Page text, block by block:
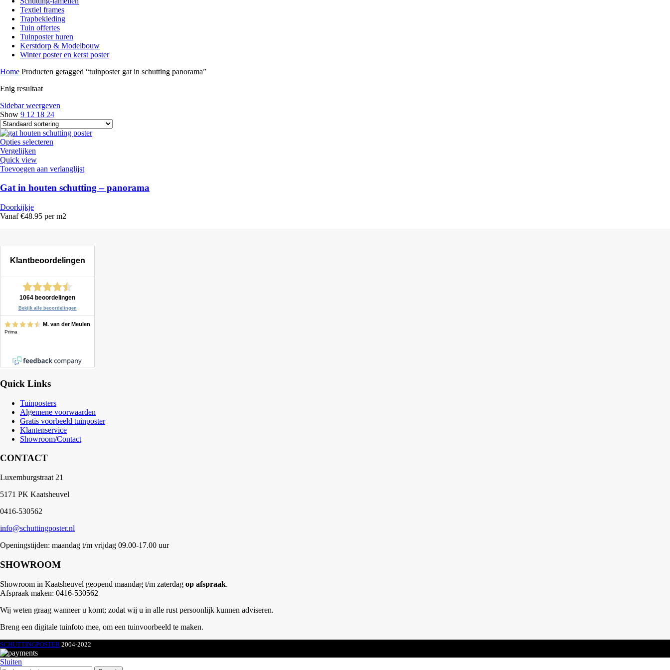
Textiel frames
Trapbekleding
Tuin offertes
Tuinposter huren
Kerstdorp & Modelbouw
Winter poster en kerst poster
Home Producten getagged “tuinposter gat in schutting panorama”
Enig resultaat
Sidebar weergeven
Show 9 12 18 24
Opties selecteren
Vergelijken
Quick view
Toevoegen aan verlanglijst
Gat in houten schutting – panorama
Doorkijkje
Vanaf €48.95 per m2
Quick Links
Tuinposters
Algemene voorwaarden
Gratis voorbeeld tuinposter
Klantenservice
Showroom/Contact
CONTACT
Luxemburgstraat 21
5171 PK Kaatsheuvel
0416-530562
info@schuttingposter.nl
Openingstijden: maandag t/m vrijdag 09.00-17.00 uur
SHOWROOM
Showroom in Kaatsheuvel geopend maandag t/m zaterdag op afspraak.
Afspraak maken: 0416-530562
Wij weten graag wanneer u komt; zodat wij u in alle rust persoonlijk kunnen adviseren.
Breng een digitale tuinfoto mee, om een tuinvoorbeeld te maken.
SCHUTTINGPOSTER 2004-2022
Sluiten